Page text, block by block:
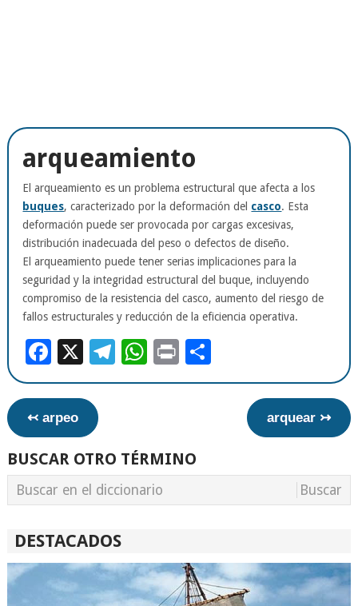
arqueamiento
El arqueamiento es un problema estructural que afecta a los
buques, caracterizado por la deformación del casco. Esta
deformación puede ser provocada por cargas excesivas,
distribución inadecuada del peso o defectos de diseño.
El arqueamiento puede tener serias implicaciones para la
seguridad y la integridad estructural del buque, incluyendo
compromiso de la resistencia del casco, aumento del riesgo de
fallos estructurales y reducción de la eficiencia operativa.
Facebook
X Telegram
WhatsApp
Print
↢ arpeo arquear ↣
BUSCAR OTRO TÉRMINO
DESTACADOS